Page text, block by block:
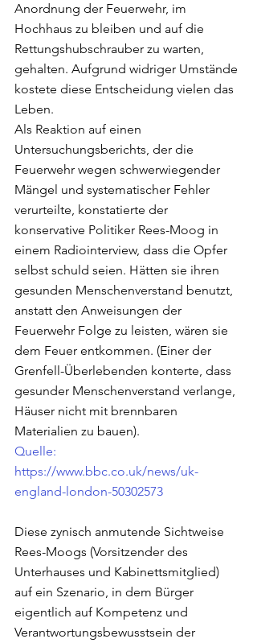
Anordnung der Feuerwehr, im
Hochhaus zu bleiben und auf die
Rettungshubschrauber zu warten,
gehalten. Aufgrund widriger Umstände
kostete diese Entscheidung vielen das
Leben.
Als Reaktion auf einen
Untersuchungsberichts, der die
Feuerwehr wegen schwerwiegender
Mängel und systematischer Fehler
verurteilte, konstatierte der
konservative Politiker Rees-Moog in
einem Radiointerview, dass die Opfer
selbst schuld seien. Hätten sie ihren
gesunden Menschenverstand benutzt,
anstatt den Anweisungen der
Feuerwehr Folge zu leisten, wären sie
dem Feuer entkommen. (Einer der
Grenfell-Überlebenden konterte, dass
gesunder Menschenverstand verlange,
Häuser nicht mit brennbaren
Materialien zu bauen).
Quelle:
https://www.bbc.co.uk/news/uk-
england-london-50302573
Diese zynisch anmutende Sichtweise
Rees-Moogs (Vorsitzender des
Unterhauses und Kabinettsmitglied)
auf ein Szenario, in dem Bürger
eigentlich auf Kompetenz und
Verantwortungsbewusstsein der